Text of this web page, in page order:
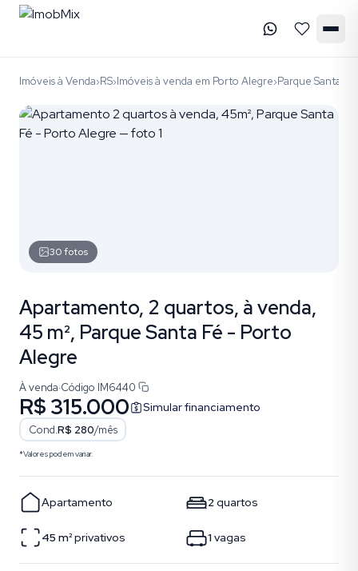
Imóveis à Venda›RS›Imóveis à venda em Porto Alegre›Parque Santa Fé
30fotos
Apartamento, 2 quartos, à venda,
45 m², Parque Santa Fé - Porto
Alegre
À venda·Código IM6440
R$ 315.000 Simular financiamento
Cond.R$ 280/mês
*Valores podem variar.
Apartamento 2 quartos
45 m²privativos 1 vagas